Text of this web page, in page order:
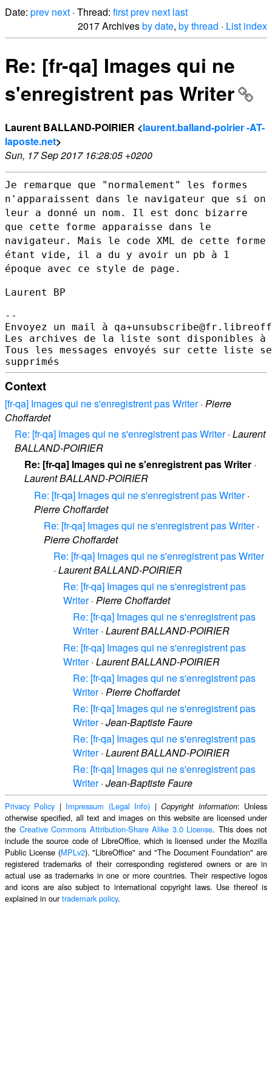
Date: prev next · Thread: firstprev next last
2017 Archivesby date, by thread · List index
Re: [fr-qa] Images qui ne
s'enregistrent pas Writer
Laurent BALLAND-POIRIER <laurent.balland-poirier -AT-
laposte.net>
Sun, 17 Sep 2017 16:28:05 +0200
Je remarque que "normalement" les formes
n'apparaissent dans le navigateur que si on
leur a donné un nom. Il est donc bizarre
que cette forme apparaisse dans le
navigateur. Mais le code XML de cette forme
étant vide, il a du y avoir un pb à 1
époque avec ce style de page.
Laurent BP
--
Envoyez un mail à
Les archives de la liste sont disponibles à
Tous les messages envoyés sur cette liste
Context
[fr-qa] Images qui ne s'enregistrent pas Writer· Pierre
Choffardet
Re: [fr-qa] Images qui ne s'enregistrent pas Writer· Laurent
BALLAND-POIRIER
Re: [fr-qa] Images qui ne s'enregistrent pas Writer ·
Laurent BALLAND-POIRIER
Re: [fr-qa] Images qui ne s'enregistrent pas Writer·
Pierre Choffardet
Re: [fr-qa] Images qui ne s'enregistrent pas Writer·
Pierre Choffardet
Re: [fr-qa] Images qui ne s'enregistrent pas Writer
· Laurent BALLAND-POIRIER
Re: [fr-qa] Images qui ne s'enregistrent pas
Writer· Pierre Choffardet
Re: [fr-qa] Images qui ne s'enregistrent pas
Writer· Laurent BALLAND-POIRIER
Re: [fr-qa] Images qui ne s'enregistrent pas
Writer· Laurent BALLAND-POIRIER
Re: [fr-qa] Images qui ne s'enregistrent pas
Writer· Pierre Choffardet
Re: [fr-qa] Images qui ne s'enregistrent pas
Writer· Jean-Baptiste Faure
Re: [fr-qa] Images qui ne s'enregistrent pas
Writer· Laurent BALLAND-POIRIER
Re: [fr-qa] Images qui ne s'enregistrent pas
Writer· Jean-Baptiste Faure
Privacy Policy | Impressum (Legal Info) |Copyright information: Unless
otherwise specified, all text and images on this website are licensed under
the Creative Commons Attribution-Share Alike 3.0 License. This does not
include the source code of LibreOffice, which is licensed under the Mozilla
Public License (MPLv2). "LibreOffice" and "The Document Foundation" are
registered trademarks of their corresponding registered owners or are in
actual use as trademarks in one or more countries. Their respective logos
and icons are also subject to international copyright laws. Use thereof is
explained in ourtrademark policy.